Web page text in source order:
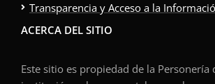
Transparencia y Acceso a la
ACERCA DEL SITIO
Este sitio es propiedad de la Personería